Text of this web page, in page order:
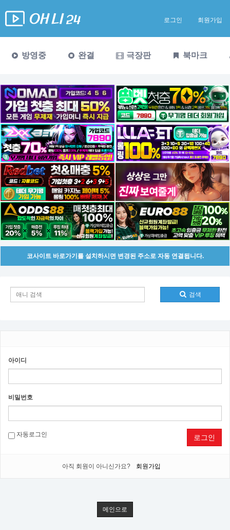
로그인 회원가입
방영중 완결 극장판 북마크
코사이트 바로가기를 설치하시면 변경된 주소로 자동 연결됩니다.
검색
아이디
비밀번호
자동로그인 로그인
아직 회원이 아니신가요? 회원가입
메인으로